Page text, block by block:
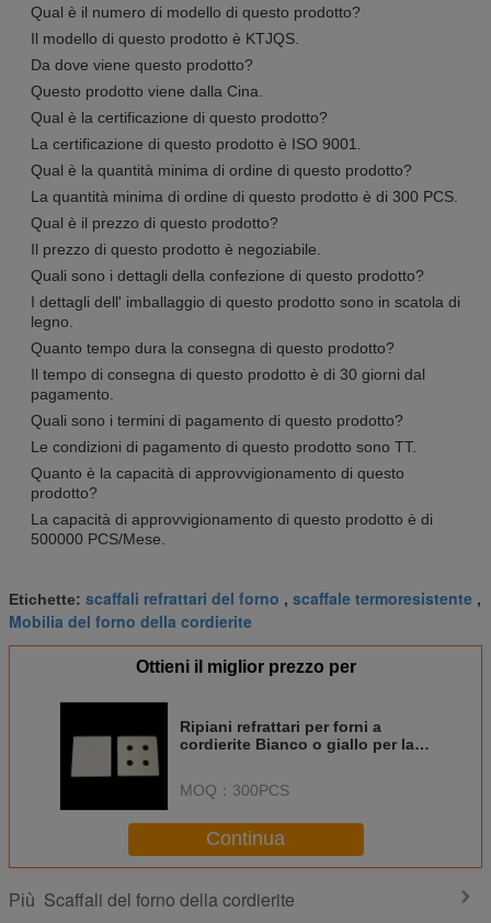
Qual è il numero di modello di questo prodotto?
Il modello di questo prodotto è KTJQS.
Da dove viene questo prodotto?
Questo prodotto viene dalla Cina.
Qual è la certificazione di questo prodotto?
La certificazione di questo prodotto è ISO 9001.
Qual è la quantità minima di ordine di questo prodotto?
La quantità minima di ordine di questo prodotto è di 300 PCS.
Qual è il prezzo di questo prodotto?
Il prezzo di questo prodotto è negoziabile.
Quali sono i dettagli della confezione di questo prodotto?
I dettagli dell' imballaggio di questo prodotto sono in scatola di
legno.
Quanto tempo dura la consegna di questo prodotto?
Il tempo di consegna di questo prodotto è di 30 giorni dal
pagamento.
Quali sono i termini di pagamento di questo prodotto?
Le condizioni di pagamento di questo prodotto sono TT.
Quanto è la capacità di approvvigionamento di questo
prodotto?
La capacità di approvvigionamento di questo prodotto è di
500000 PCS/Mese.
Etichette: scaffali refrattari del forno , scaffale termoresistente ,
Mobilia del forno della cordierite
Ottieni il miglior prezzo per
Ripiani refrattari per forni a
cordierite Bianco o giallo per la
MOQ： 300PCS
Continua
Più Scaffali del forno della cordierite